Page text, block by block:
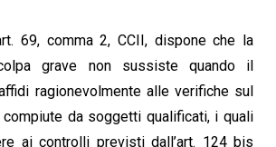
69, comma 2, CCII, dispone che la
grave non sussiste quando il
ragionevolmente alle verifiche sul
da soggetti qualificati, i quali
ai controlli previsti dall’art. 124 bis